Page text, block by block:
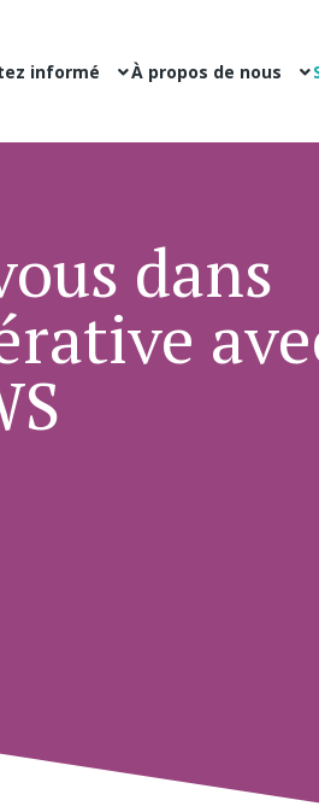
informé À propos de nous
dans